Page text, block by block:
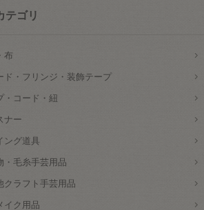
テゴリ
布
ド・フリンジ・装飾テープ
・コード・紐
ナー
ング道具
・毛糸手芸用品
クラフト手芸用品
イク用品